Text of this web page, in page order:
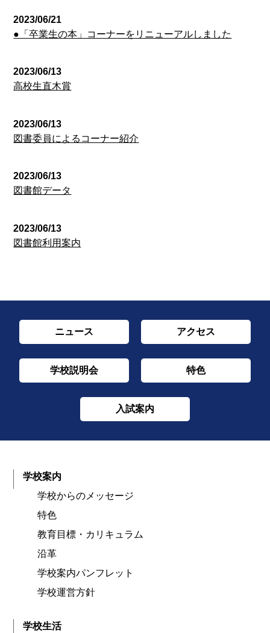
2023/06/21
●「卒業生の本」コーナーをリニューアルしました
2023/06/13
高校生直木賞
2023/06/13
図書委員によるコーナー紹介
2023/06/13
図書館データ
2023/06/13
図書館利用案内
ニュース アクセス
学校説明会 特色
入試案内
学校案内
学校からのメッセージ
特色
教育目標・カリキュラム
沿革
学校案内パンフレット
学校運営方針
学校生活